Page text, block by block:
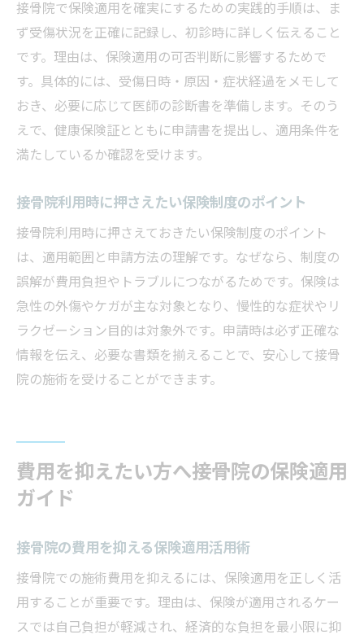
接骨院で保険適用を確実にするための実践的手順は、ま
ず受傷状況を正確に記録し、初診時に詳しく伝えること
です。理由は、保険適用の可否判断に影響するためで
す。具体的には、受傷日時・原因・症状経過をメモして
おき、必要に応じて医師の診断書を準備します。そのう
えで、健康保険証とともに申請書を提出し、適用条件を
満たしているか確認を受けます。
接骨院利用時に押さえたい保険制度のポイント
接骨院利用時に押さえておきたい保険制度のポイント
は、適用範囲と申請方法の理解です。なぜなら、制度の
誤解が費用負担やトラブルにつながるためです。保険は
急性の外傷やケガが主な対象となり、慢性的な症状やリ
ラクゼーション目的は対象外です。申請時は必ず正確な
情報を伝え、必要な書類を揃えることで、安心して接骨
院の施術を受けることができます。
費用を抑えたい方へ接骨院の保険適用
ガイド
接骨院の費用を抑える保険適用活用術
接骨院での施術費用を抑えるには、保険適用を正しく活
用することが重要です。理由は、保険が適用されるケー
スでは自己負担が軽減され、経済的な負担を最小限に抑